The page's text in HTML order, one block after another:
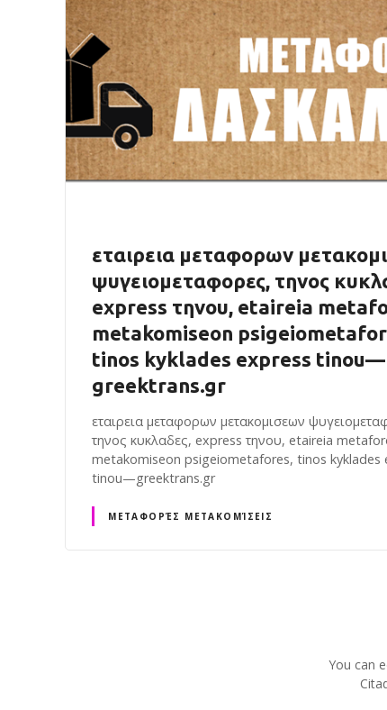
εταιρεια μεταφορων
ψυγειομεταφορες, τηνος
express τηνου, etaireia
metakomiseon
tinos kyklades express tinou—
greektrans.gr
εταιρεια μεταφορων μετακομισεων
τηνος κυκλαδες, express τηνου, etaireia
metakomiseon psigeiometafores, tinos kyklades
tinou—greektrans.gr
ΜΕΤΑΦΟΡΈΣ ΜΕΤΑΚΟΜΊΣΕΙΣ
You can